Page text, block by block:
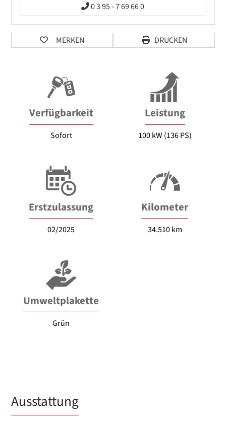
0 3 95 - 7 69 66 0
MERKEN DRUCKEN
Verfügbarkeit
Sofort
Leistung
100 kW (136 PS)
Erstzulassung
02/2025
Kilometer
34.510 km
Umweltplakette
Grün
Ausstattung